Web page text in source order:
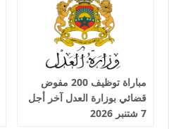
مباراة توظيف 200 مفوض
قضائي بوزارة العدل آخر أجل
7 شتنبر 2026